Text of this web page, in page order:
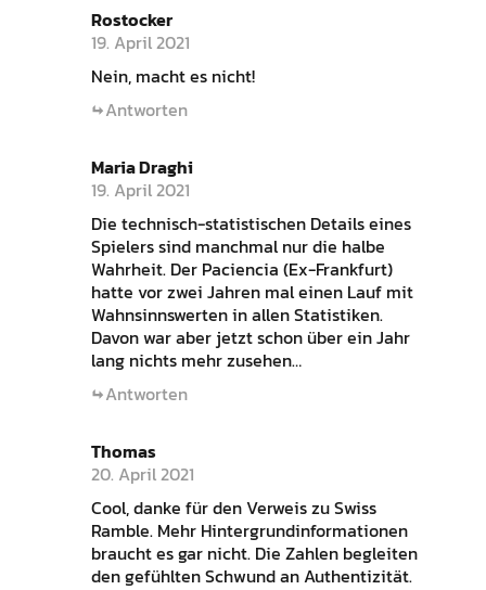
Rostocker
19. April 2021
Nein, macht es nicht!
Antworten
Maria Draghi
19. April 2021
Die technisch-statistischen Details eines
Spielers sind manchmal nur die halbe
Wahrheit. Der Paciencia (Ex-Frankfurt)
hatte vor zwei Jahren mal einen Lauf mit
Wahnsinnswerten in allen Statistiken.
Davon war aber jetzt schon über ein Jahr
lang nichts mehr zusehen…
Antworten
Thomas
20. April 2021
Cool, danke für den Verweis zu Swiss
Ramble. Mehr Hintergrundinformationen
braucht es gar nicht. Die Zahlen begleiten
den gefühlten Schwund an Authentizität.